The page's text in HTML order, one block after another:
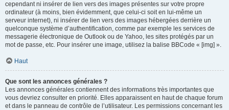
cependant ni insérer de lien vers des images présentes sur votre propre
ordinateur (à moins, bien évidemment, que celui-ci soit en lui-même un
serveur internet), ni insérer de lien vers des images hébergées derrière un
quelconque système d’authentification, comme par exemple les services de
messagerie électronique de Outlook ou de Yahoo, les sites protégés par un
mot de passe, etc. Pour insérer une image, utilisez la balise BBCode « [img] ».
Haut
Que sont les annonces générales ?
Les annonces générales contiennent des informations très importantes que
vous devriez consulter en priorité. Elles apparaissent en haut de chaque forum
et dans le panneau de contrôle de l’utilisateur. Les permissions concernant les